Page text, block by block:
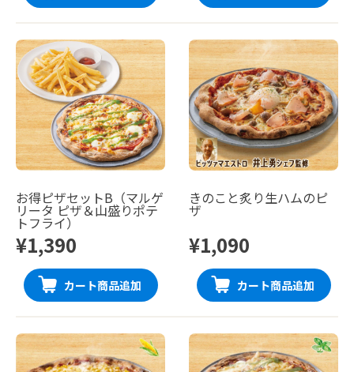
お得ピザセットB（マルゲ
リータ ピザ＆山盛りポテ
トフライ）
¥1,390
カート商品追加
きのこと炙り生ハムのピ
ザ
¥1,090
カート商品追加